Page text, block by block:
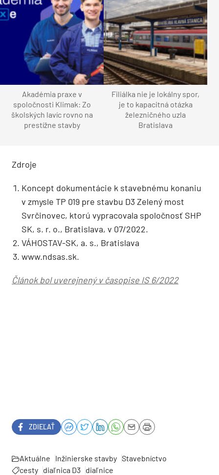
Akadémia praxe v
spoločnosti Klimak: Zo
školských lavíc rovno na
prestížne stavby
Filiálka nie je lokálny spor,
je to kapacitná otázka
železničného uzla
Bratislava
Zdroje
Koncept dokumentácie k stavebnému konaniu
v zmysle TP 019 pre stavbu D3 Zelený most
Svrčinovec, ktorú vypracovala spoločnosť SHP
SK, s. r. o., Bratislava, v 07/2022.
VÁHOSTAV-SK, a. s., Bratislava
www.ndsas.sk.
Článok bol uverejnený v časopise IS 6/2022
ZDIEĽAŤ
Aktuálne Inžinierske stavby Stavebníctvo
cesty diaľnica D3 diaľnice